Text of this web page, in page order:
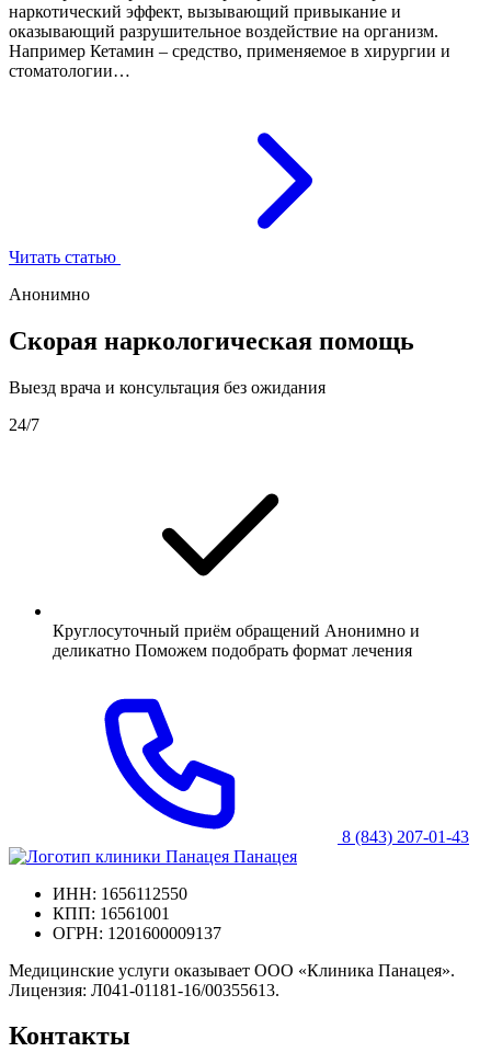
наркотический эффект, вызывающий привыкание и
оказывающий разрушительное воздействие на организм.
Например Кетамин – средство, применяемое в хирургии и
стоматологии…
Читать статью
Анонимно
Скорая наркологическая помощь
Выезд врача и консультация без ожидания
24/7
Круглосуточный приём обращений Анонимно и
деликатно Поможем подобрать формат лечения
8 (843) 207-01-43
Панацея
ИНН: 1656112550
КПП: 16561001
ОГРН: 1201600009137
Медицинские услуги оказывает ООО «Клиника Панацея».
Лицензия: Л041-01181-16/00355613.
Контакты